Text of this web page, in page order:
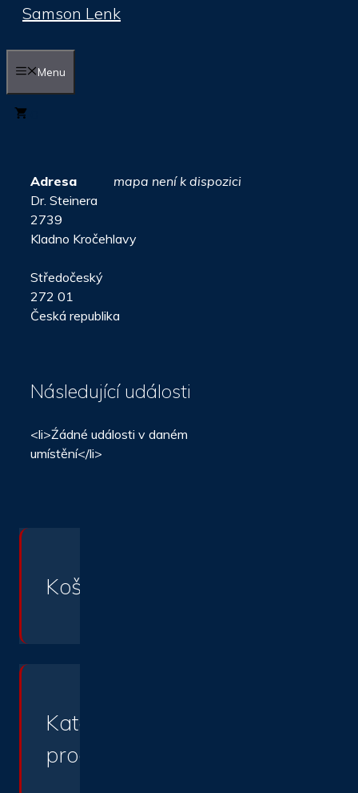
Samson Lenk
Menu
mapa není k dispozici
Adresa
Dr. Steinera
2739
Kladno Kročehlavy
Středočeský
272 01
Česká republika
Následující události
<li>Źádné události v daném
umístění</li>
Košík
Kategorie
produktu